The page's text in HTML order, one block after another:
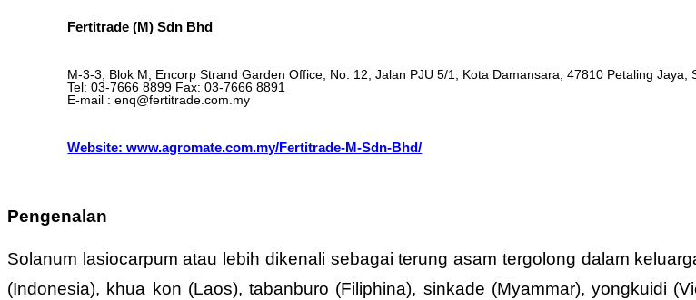
Fertitrade (M) Sdn Bhd
M-3-3, Blok M, Encorp Strand Garden Office, No. 12, Jalan PJU 5/1, Kota Damansara, 47810 Petaling Jaya,
Tel: 03-7666 8899 Fax: 03-7666 8891
E-mail : enq@fertitrade.com.my
Website: www.agromate.com.my/Fertitrade-M-Sdn-Bhd/
Pengenalan
Solanum lasiocarpum atau lebih dikenali sebagai terung asam tergolong dalam
(Indonesia), khua kon (Laos), tabanburo (Filiphina), sinkade (Myammar), yongkuidi